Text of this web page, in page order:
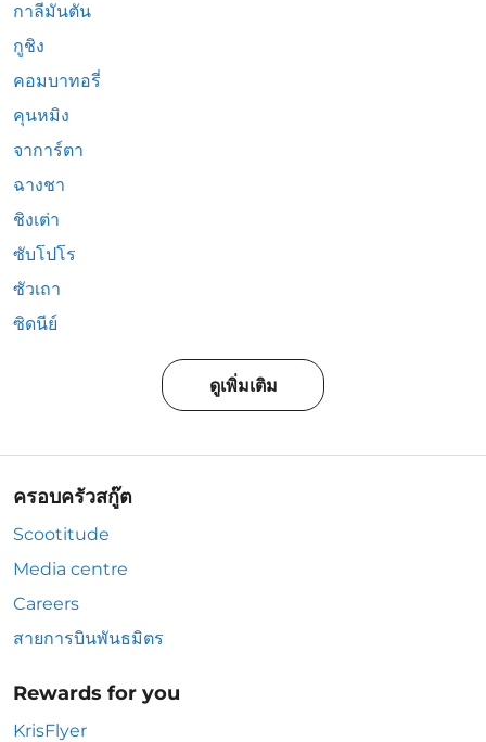
กาลีมันตัน
กูชิง
คอมบาทอรี่
คุนหมิง
จาการ์ตา
ฉางชา
ชิงเต่า
ซับโปโร
ซัวเถา
ซิดนีย์
ดูเพิ่มเติม
ครอบครัวสกู๊ต
Scootitude
Media centre
Careers
สายการบินพันธมิตร
Rewards for you
KrisFlyer